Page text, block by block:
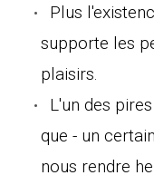
Plus
supporte les
plaisirs.
L'un des
que - un
nous rendre